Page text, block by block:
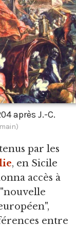
après J.-C.
par les
, en Sicile
accès à
entre